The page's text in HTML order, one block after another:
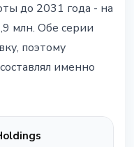
до 2031 года - на
млн. Обе серии
поэтому
именно